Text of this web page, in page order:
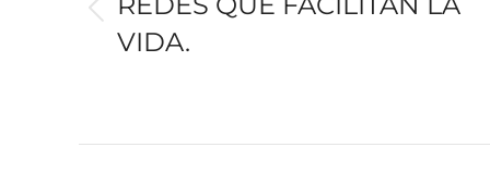
Previous
post:
VIDA.